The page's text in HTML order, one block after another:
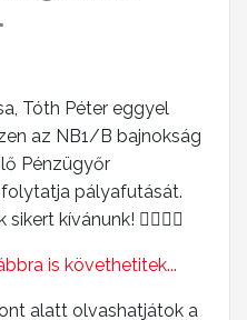
Tóth Péter eggyel
az NB1/B bajnokság
Pénzügyőr
pályafutását.
kívánunk! ⛹🏻👏🏻
is követhetitek...
alatt olvashatjátok a